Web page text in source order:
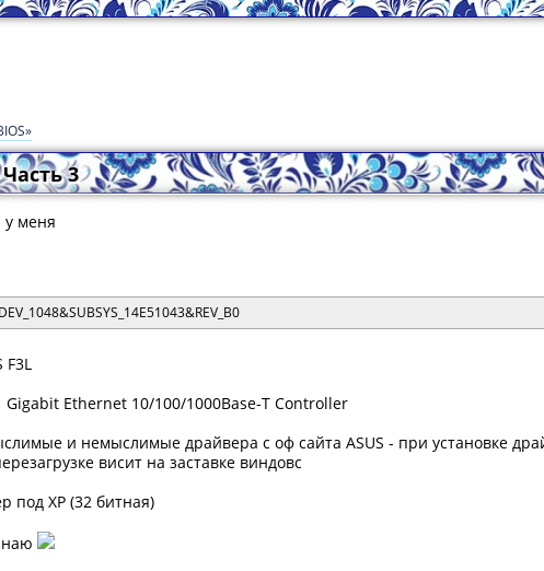
3
меня
F3L
Gigabit Ethernet 10/100/1000Base-T Controller
и немыслимые драйвера c оф сайта ASUS - при установке
висит на заставке виндовс
под XP (32 битная)